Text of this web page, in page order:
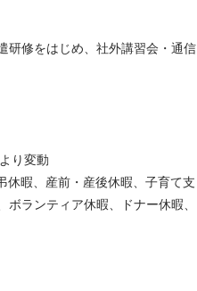
研修をはじめ、社外講習会・通信
り変動
休暇、産前・産後休暇、子育て支
ランティア休暇、ドナー休暇、